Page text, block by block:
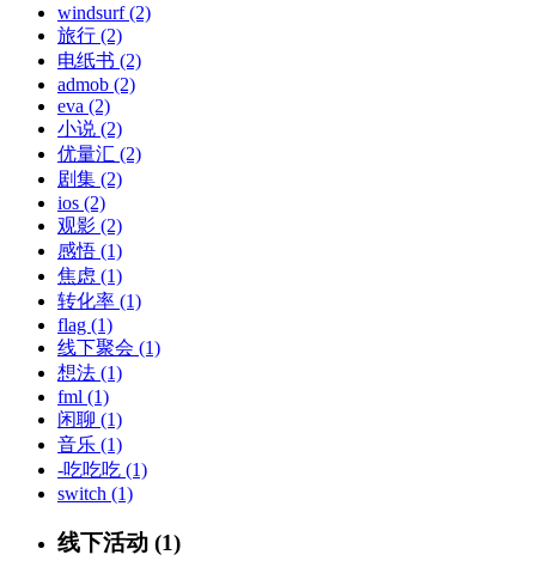
windsurf (2)
旅行 (2)
电纸书 (2)
admob (2)
eva (2)
小说 (2)
优量汇 (2)
剧集 (2)
ios (2)
观影 (2)
感悟 (1)
焦虑 (1)
转化率 (1)
flag (1)
线下聚会 (1)
想法 (1)
fml (1)
闲聊 (1)
音乐 (1)
-吃吃吃 (1)
switch (1)
线下活动 (1)